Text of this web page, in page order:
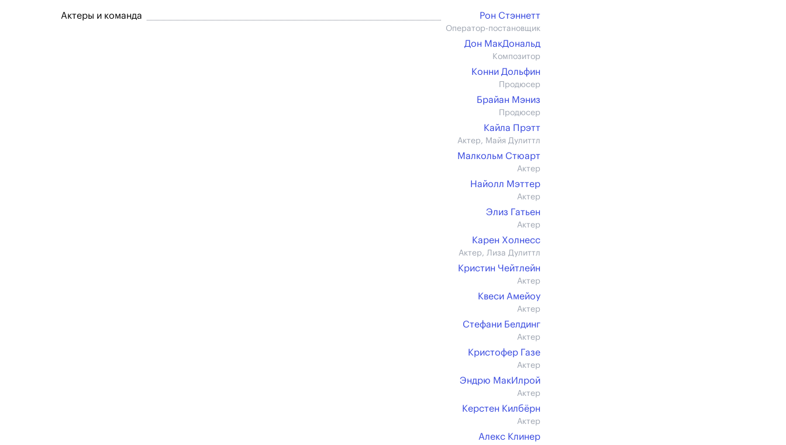
Актеры и команда Рон Стэннетт
Оператор-постановщик
Дон МакДональд
Композитор
Конни Дольфин
Продюсер
Брайан Мэниз
Продюсер
Кайла Прэтт
Актер, Майя Дулиттл
Малкольм Стюарт
Актер
Найолл Мэттер
Актер
Элиз Гатьен
Актер
Карен Холнесс
Актер, Лиза Дулиттл
Кристин Чейтлейн
Актер
Квеси Амейоу
Актер
Стефани Белдинг
Актер
Кристофер Газе
Актер
Эндрю МакИлрой
Актер
Керстен Килбёрн
Актер
Алекс Клинер